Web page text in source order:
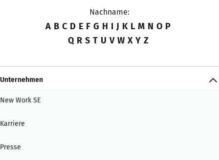
Nachname:
A B C D E F G H I J K L M N O P
Q R S T U V W X Y Z
Unternehmen
New Work SE
Karriere
Presse